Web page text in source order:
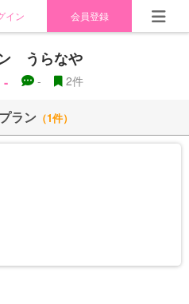
イン 会員登録
うらなや
- - 2件
ラン （1件）